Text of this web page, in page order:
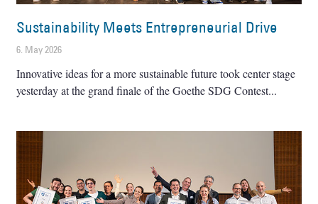
Sustainability Meets Entrepreneurial Drive
6. May 2026
Innovative ideas for a more sustainable future took center stage
yesterday at the grand finale of the Goethe SDG Contest